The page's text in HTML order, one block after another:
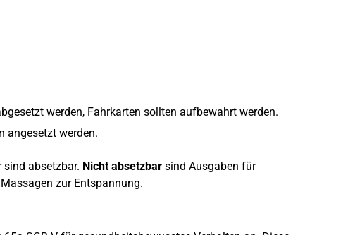
werden, Fahrkarten sollten aufbewahrt werden.
angesetzt werden.
sind absetzbar. Nicht absetzbar sind Ausgaben für
zur Entspannung.